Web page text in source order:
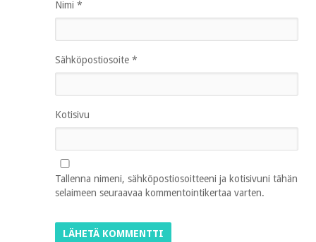
Nimi *
Sähköpostiosoite *
Kotisivu
Tallenna nimeni, sähköpostiosoitteeni ja kotisivuni tähän
selaimeen seuraavaa kommentointikertaa varten.